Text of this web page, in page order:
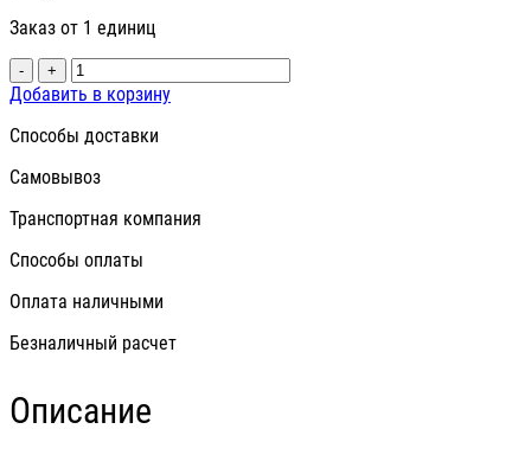
Заказ от 1 единиц
- +
Добавить в корзину
Способы доставки
Самовывоз
Транспортная компания
Способы оплаты
Оплата наличными
Безналичный расчет
Описание